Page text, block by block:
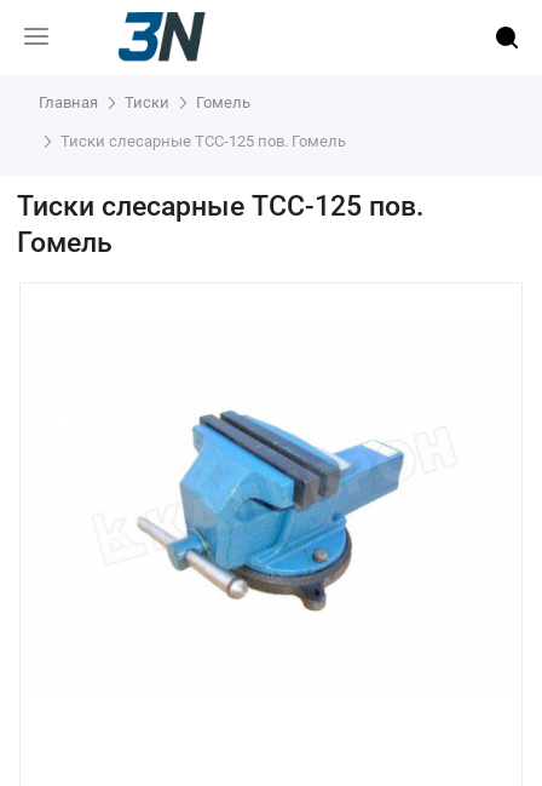
Главная Тиски Гомель
Тиски слесарные ТСС-125 пов. Гомель
Тиски слесарные ТСС-125 пов.
Гомель